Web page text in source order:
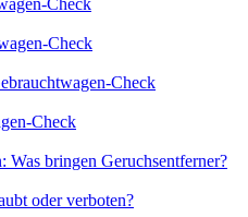
Check
Check
Check
Check
Was bringen Geruchsentferner?
oder verboten?